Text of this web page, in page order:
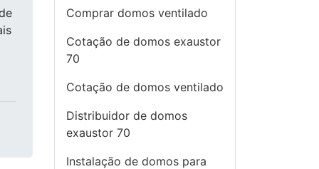
Comprar domos ventilado
Cotação de domos exaustor
70
Cotação de domos ventilado
Distribuidor de domos
exaustor 70
Instalação de domos para